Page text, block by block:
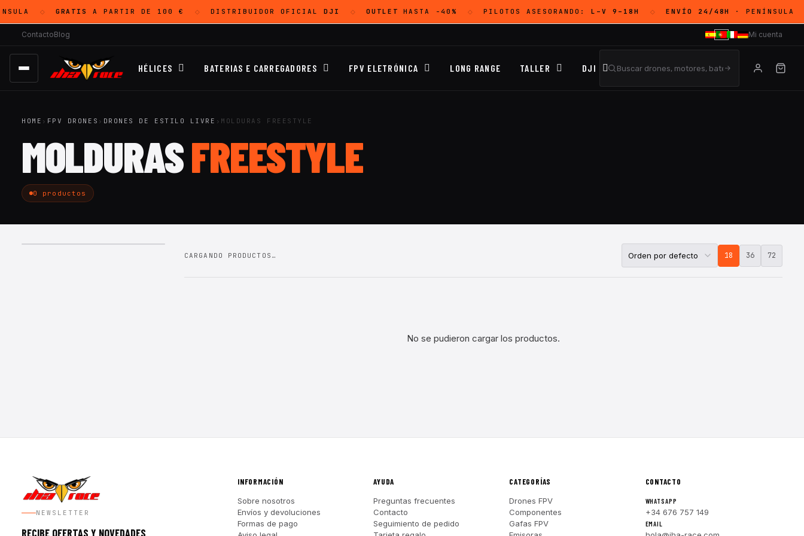
◇ GRATISA PARTIR DE 100 € ◇ DISTRIBUIDOR OFICIAL DJI ◇ OUTLETHASTA -40% ◇ PILOTOS ASESORANDO: L–V 9–18H ◇ ENVÍO 24/48H· PENÍNSULA
ContactoBlog Mi cuenta
HÉLICES BATERIAS E CARREGADORES FPV ELETRÓNICA LONG RANGE TALLER DJI
HOME › FPV DRONES › DRONES DE ESTILO LIVRE › MOLDURAS FREESTYLE
MOLDURASFREESTYLE
0 productos
CARGANDO PRODUCTOS… 18 36 72
No se pudieron cargar los productos.
NEWSLETTER
RECIBE OFERTAS Y NOVEDADES
INFORMACIÓN
Sobre nosotros
Envíos y devoluciones
Formas de pago
AYUDA
Preguntas frecuentes
Contacto
Seguimiento de pedido
CATEGORÍAS
Drones FPV
Componentes
Gafas FPV
CONTACTO
WHATSAPP
+34 676 757 149
EMAIL